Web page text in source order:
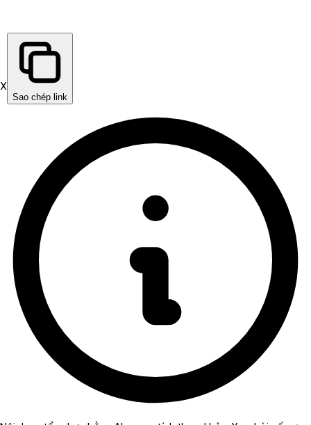
X
Sao chép link